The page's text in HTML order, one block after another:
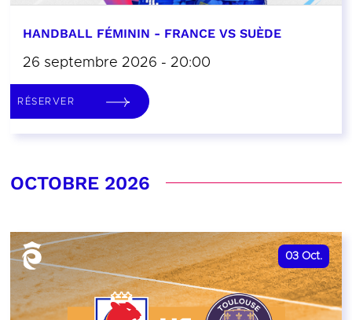
HANDBALL FÉMININ - FRANCE VS SUÈDE
26 septembre 2026 - 20:00
RÉSERVER
OCTOBRE 2026
03 Oct.